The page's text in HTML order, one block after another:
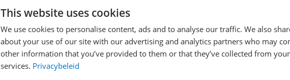
This website uses cookies
We use cookies to personalise content, ads and to analyse our traffic. We also
about your use of our site with our advertising and analytics partners who may
other information that you’ve provided to them or that they’ve collected from
services. Privacybeleid